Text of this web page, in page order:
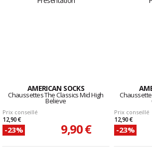
AMERICAN SOCKS
Chaussettes The Classics Mid High
Believe
Prix conseillé
12,90 €
-23% 9,90 €
Prix conseillé
12,90 €
-23%